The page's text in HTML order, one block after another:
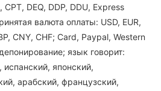
CPT, DEQ, DDP, DDU, Express
валюта оплаты: USD, EUR,
CNY, CHF; Card, Paypal, Western
язык говорит:
испанский, японский,
арабский, французский,